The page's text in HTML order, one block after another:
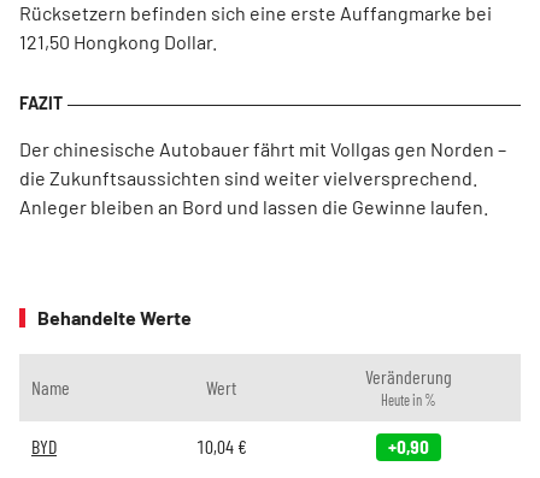
Rücksetzern befinden sich eine erste Auffangmarke bei
121,50 Hongkong Dollar.
Der chinesische Autobauer fährt mit Vollgas gen Norden –
die Zukunftsaussichten sind weiter vielversprechend.
Anleger bleiben an Bord und lassen die Gewinne laufen.
Behandelte Werte
Name Wert Veränderung
Heute in %
BYD 10,04€ +0,90